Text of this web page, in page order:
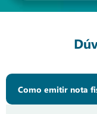
Como emitir nota